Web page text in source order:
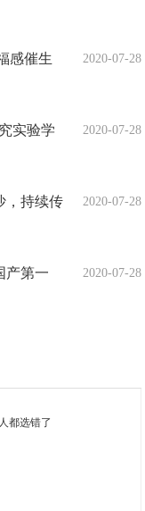
2020-07-28
感催生
2020-07-28
实验学
2020-07-28
，持续传
2020-07-28
产第一